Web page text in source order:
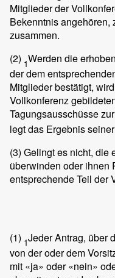
Mitglieder der
Bekenntnis angehören,
zusammen.
(2) 1Werden die
der dem
Mitglieder bestätigt,
Vollkonferenz
Tagungsausschüsse
legt das Ergebnis
(3) Gelingt es nicht, die
überwinden oder ihnen
entsprechende Teil der
(1) 1Jeder Antrag, über
von der oder dem
mit «ja» oder «nein»